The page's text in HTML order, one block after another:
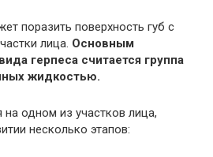
поразить поверхность губ с
лица. Основным
герпеса считается группа
жидкостью.
одном из участков лица,
несколько этапов: